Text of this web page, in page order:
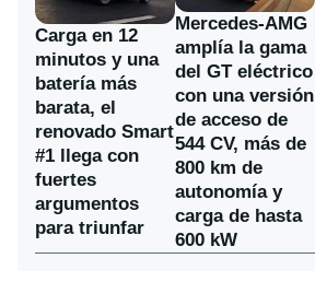
Carga en 12
minutos y una
batería más
barata, el
renovado Smart
#1 llega con
fuertes
argumentos
para triunfar
Mercedes-AMG
amplía la gama
del GT eléctrico
con una versión
de acceso de
544 CV, más de
800 km de
autonomía y
carga de hasta
600 kW